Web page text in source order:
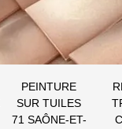
PEINTURE
SUR TUILES
71 SAÔNE-ET-